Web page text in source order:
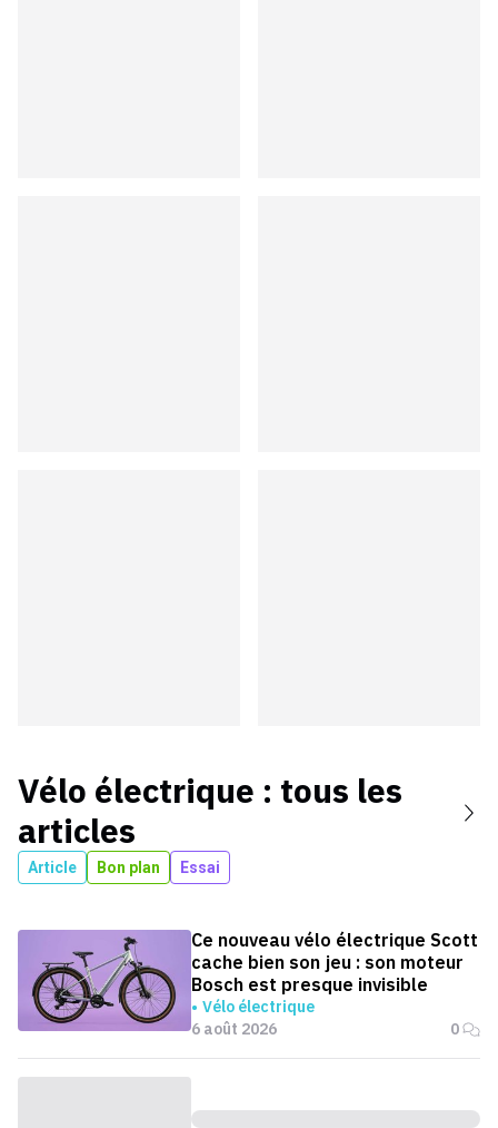
Vélo électrique : tous les
articles
Article Bon plan Essai
Ce nouveau vélo électrique Scott
cache bien son jeu : son moteur
Bosch est presque invisible
Vélo électrique
6 août 2026
0